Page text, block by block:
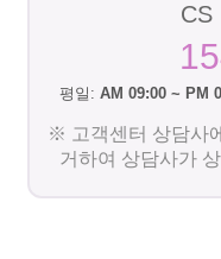
CS
평일: AM 09:00 ~ PM
※ 고객센터 상담사
거하여 상담사가